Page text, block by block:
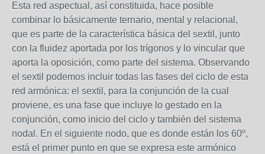
Esta red aspectual, así constituida, hace posible
combinar lo básicamente ternario, mental y relacional,
que es parte de la característica básica del sextil, junto
con la fluidez aportada por los trígonos y lo vincular que
aporta la oposición, como parte del sistema. Observando
el sextil podemos incluir todas las fases del ciclo de esta
red armónica: el sextil, para la conjunción de la cual
proviene, es una fase que incluye lo gestado en la
conjunción, como inicio del ciclo y también del sistema
nodal. En el siguiente nodo, que es donde están los 60º,
está el primer punto en que se expresa este armónico